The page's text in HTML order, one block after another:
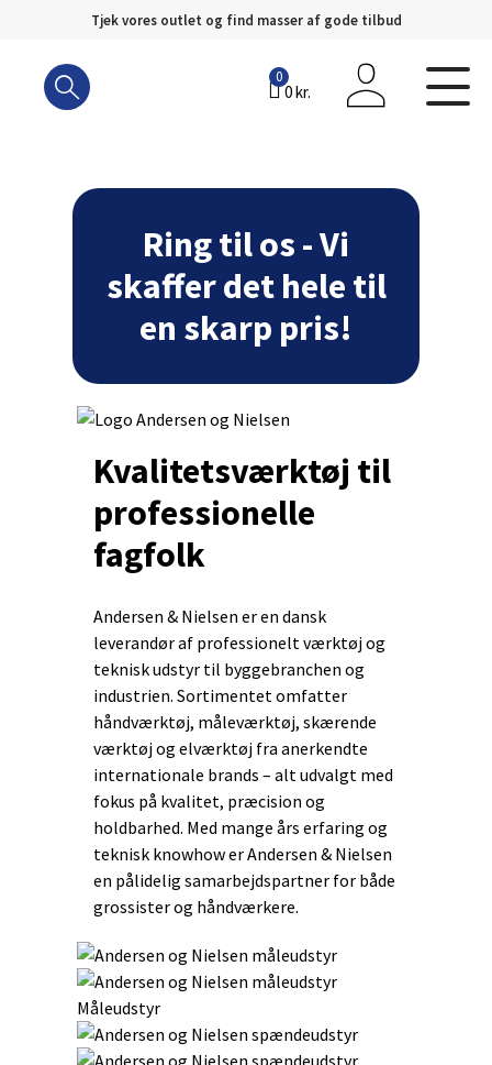
Tjek vores outlet og find masser af gode tilbud
indhold
0kr.
0
Ring til os - Vi
skaffer det hele til
en skarp pris!
Kvalitetsværktøj til
professionelle
fagfolk
Andersen & Nielsen er en dansk
leverandør af professionelt værktøj og
teknisk udstyr til byggebranchen og
industrien. Sortimentet omfatter
håndværktøj, måleværktøj, skærende
værktøj og elværktøj fra anerkendte
internationale brands – alt udvalgt med
fokus på kvalitet, præcision og
holdbarhed. Med mange års erfaring og
teknisk knowhow er Andersen & Nielsen
en pålidelig samarbejdspartner for både
grossister og håndværkere.
Måleudstyr